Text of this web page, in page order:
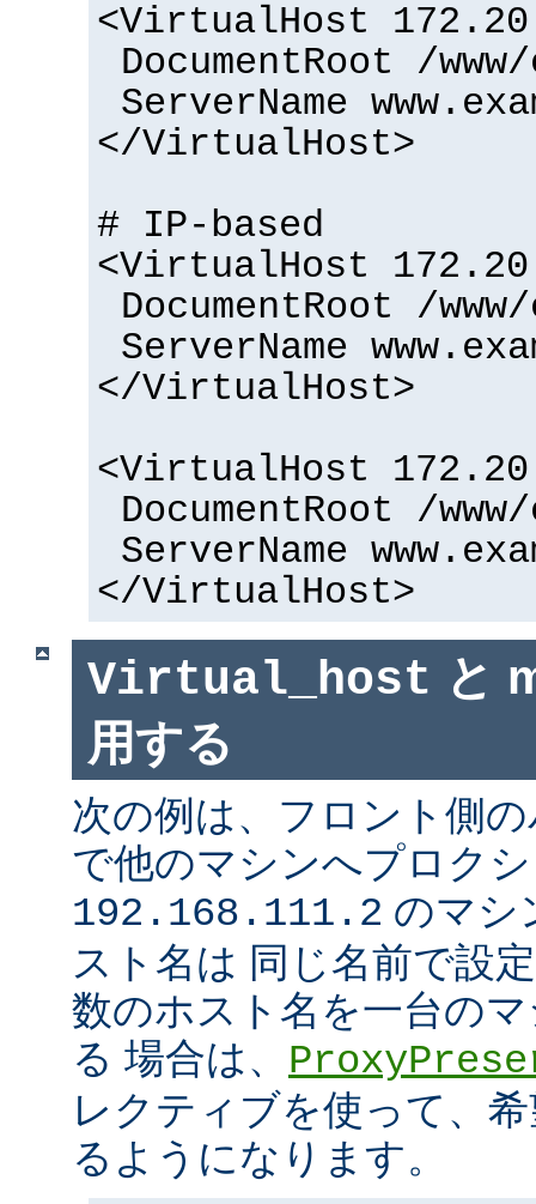
<VirtualHost
DocumentRoot /
ServerName
</VirtualHost>
# IP-based
<VirtualHost
DocumentRoot /
ServerName
</VirtualHost>
<VirtualHost
DocumentRoot /
ServerName
</VirtualHost>
Virtual_host と
用する
次の例は、フロント側
で他のマシンへプロク
192.168.111.2 のマシ
スト名は 同じ名前で設
数のホスト名を一台の
る 場合は、
レクティブを使って、
るようになります。